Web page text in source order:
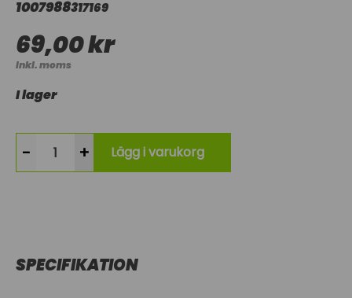
1007988317169
69,00 kr
Inkl. moms
I lager
- + Lägg i varukorg
SPECIFIKATION